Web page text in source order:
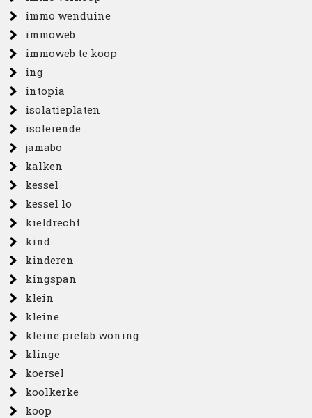
immo wenduine
immoweb
immoweb te koop
ing
intopia
isolatieplaten
isolerende
jamabo
kalken
kessel
kessel lo
kieldrecht
kind
kinderen
kingspan
klein
kleine
kleine prefab woning
klinge
koersel
koolkerke
koop